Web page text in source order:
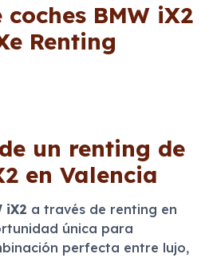
BMW iX2
Renting
un renting de
en Valencia
iX2 a través de renting en
única para
perfecta entre lujo,